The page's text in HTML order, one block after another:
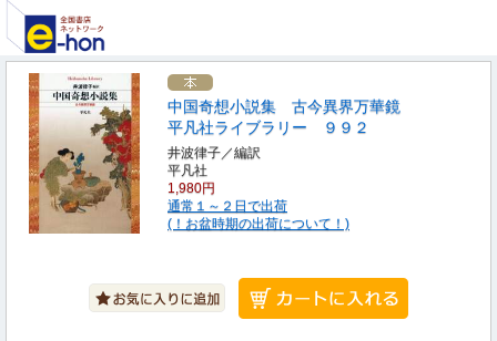
中国奇想小説集 古今異界万華鏡
平凡社ライブラリー ９９２
井波律子／編訳
平凡社
1,980円
通常１～２日で出荷
(！お盆時期の出荷について！)